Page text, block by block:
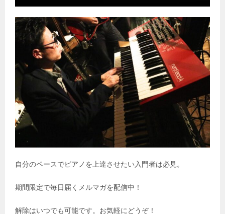
自分のペースでピアノを上達させたい入門者は必見。
期間限定で毎日届くメルマガを配信中！
解除はいつでも可能です。お気軽にどうぞ！